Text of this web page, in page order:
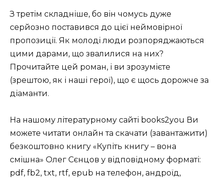
З третім складніше, бо він чомусь дуже
серйозно поставився до цієї неймовірної
пропозиції. Як молоді люди розпоряджаються
цими дарами, що звалилися на них?
Прочитайте цей роман, і ви зрозумієте
(зрештою, як і наші герої), що є щось дорожче за
діаманти.
На нашому літературному сайті books2you Ви
можете читати онлайн та скачати (завантажити)
безкоштовно книгу «Купіть книгу – вона
смішна» Олег Сєнцов у відповідному форматі:
pdf, fb2, txt, rtf, epub на телефон, андроїд,